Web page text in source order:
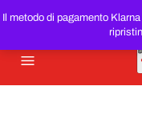
Il metodo di pagamento
SMARTPHONE E